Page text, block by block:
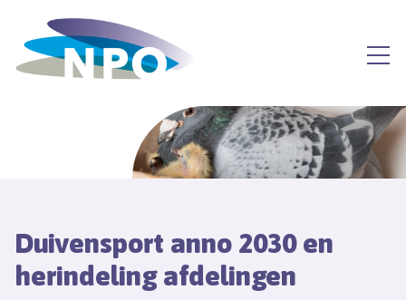
Duivensport anno 2030 en
herindeling afdelingen